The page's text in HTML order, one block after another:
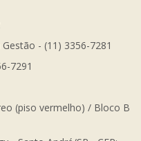
- (11) 3356-7281
7291
(piso vermelho) / Bloco B